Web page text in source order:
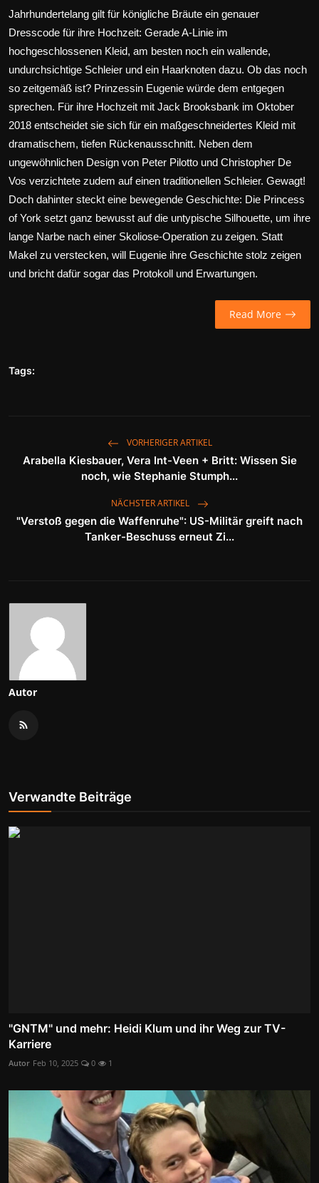
Jahrhundertelang gilt für königliche Bräute ein genauer
Dresscode für ihre Hochzeit: Gerade A-Linie im
hochgeschlossenen Kleid, am besten noch ein wallende,
undurchsichtige Schleier und ein Haarknoten dazu. Ob das noch
so zeitgemäß ist? Prinzessin Eugenie würde dem entgegen
sprechen. Für ihre Hochzeit mit Jack Brooksbank im Oktober
2018 entscheidet sie sich für ein maßgeschneidertes Kleid mit
dramatischem, tiefen Rückenausschnitt. Neben dem
ungewöhnlichen Design von Peter Pilotto und Christopher De
Vos verzichtete zudem auf einen traditionellen Schleier. Gewagt!
Doch dahinter steckt eine bewegende Geschichte: Die Princess
of York setzt ganz bewusst auf die untypische Silhouette, um ihre
lange Narbe nach einer Skoliose-Operation zu zeigen. Statt
Makel zu verstecken, will Eugenie ihre Geschichte stolz zeigen
und bricht dafür sogar das Protokoll und Erwartungen.
Read More
Tags:
VORHERIGER ARTIKEL
Arabella Kiesbauer, Vera Int-Veen + Britt: Wissen Sie
noch, wie Stephanie Stumph...
NÄCHSTER ARTIKEL
"Verstoß gegen die Waffenruhe": US-Militär greift nach
Tanker-Beschuss erneut Zi...
Autor
Verwandte Beiträge
"GNTM" und mehr: Heidi Klum und ihr Weg zur TV-
Karriere
Autor Feb 10, 2025 0 1